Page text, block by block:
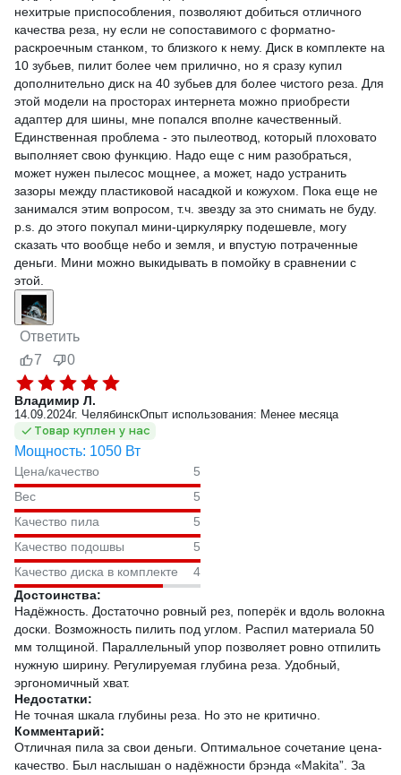
нехитрые приспособления, позволяют добиться отличного
качества реза, ну если не сопоставимого с форматно-
раскроечным станком, то близкого к нему. Диск в комплекте на
10 зубьев, пилит более чем прилично, но я сразу купил
дополнительно диск на 40 зубьев для более чистого реза. Для
этой модели на просторах интернета можно приобрести
адаптер для шины, мне попался вполне качественный.
Единственная проблема - это пылеотвод, который плоховато
выполняет свою функцию. Надо еще с ним разобраться,
может нужен пылесос мощнее, а может, надо устранить
зазоры между пластиковой насадкой и кожухом. Пока еще не
занимался этим вопросом, т.ч. звезду за это снимать не буду.
p.s. до этого покупал мини-циркулярку подешевле, могу
сказать что вообще небо и земля, и впустую потраченные
деньги. Мини можно выкидывать в помойку в сравнении с
этой.
Ответить
7
0
Владимир Л.
14.09.2024г. ЧелябинскОпыт использования: Менее месяца
Товар куплен у нас
Мощность: 1050 Вт
Цена/качество
5
Вес
5
Качество пила
5
Качество подошвы
5
Качество диска в комплекте
4
Достоинства:
Надёжность. Достаточно ровный рез, поперёк и вдоль волокна
доски. Возможность пилить под углом. Распил материала 50
мм толщиной. Параллельный упор позволяет ровно отпилить
нужную ширину. Регулируемая глубина реза. Удобный,
эргономичный хват.
Недостатки:
Не точная шкала глубины реза. Но это не критично.
Комментарий:
Отличная пила за свои деньги. Оптимальное сочетание цена-
качество. Был наслышан о надёжности брэнда «Makita”. За